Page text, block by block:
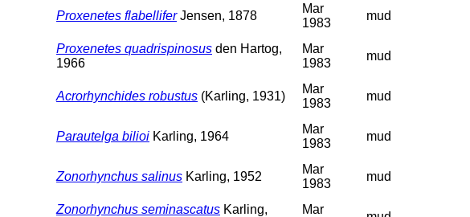
Proxenetes flabelliferJensen, 1878
Mar
1983
mud
Proxenetes quadrispinosus den Hartog,
1966
Mar
1983
mud
Acrorhynchides robustus (Karling, 1931)
Mar
1983
mud
Parautelga bilioi Karling, 1964
Mar
1983
mud
Zonorhynchus salinus Karling, 1952
Mar
1983
mud
Zonorhynchus seminascatus Karling,
Mar